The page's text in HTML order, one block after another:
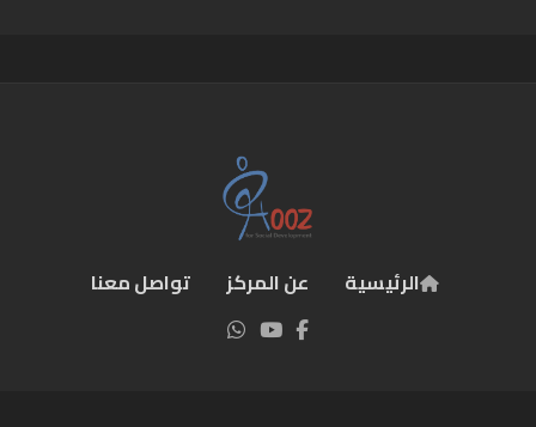
الرئيسية عن المركز تواصل معنا